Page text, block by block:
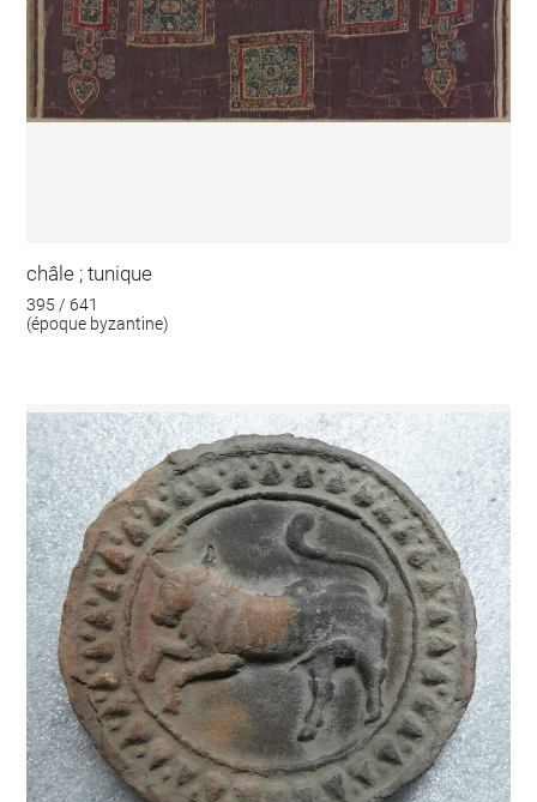
châle ; tunique
395 / 641
(époque byzantine)